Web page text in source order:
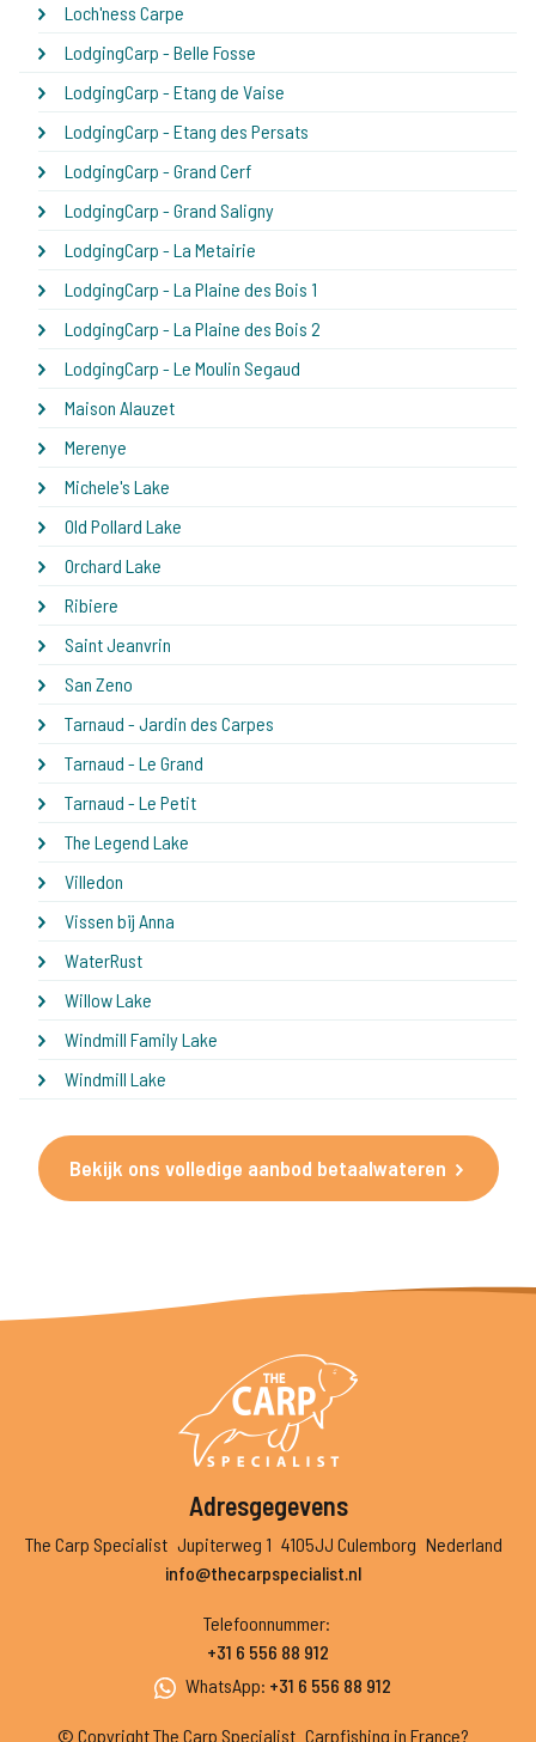
Loch'ness Carpe
LodgingCarp - Belle Fosse
LodgingCarp - Etang de Vaise
LodgingCarp - Etang des Persats
LodgingCarp - Grand Cerf
LodgingCarp - Grand Saligny
LodgingCarp - La Metairie
LodgingCarp - La Plaine des Bois 1
LodgingCarp - La Plaine des Bois 2
LodgingCarp - Le Moulin Segaud
Maison Alauzet
Merenye
Michele's Lake
Old Pollard Lake
Orchard Lake
Ribiere
Saint Jeanvrin
San Zeno
Tarnaud - Jardin des Carpes
Tarnaud - Le Grand
Tarnaud - Le Petit
The Legend Lake
Villedon
Vissen bij Anna
WaterRust
Willow Lake
Windmill Family Lake
Windmill Lake
Bekijk ons volledige aanbod betaalwateren
Adresgegevens
The Carp Specialist Jupiterweg 1 4105JJ Culemborg Nederland
info@thecarpspecialist.nl
Telefoonnummer:
+31 6 556 88 912
WhatsApp: +31 6 556 88 912
© Copyright The Carp Specialist Carpfishing in France?